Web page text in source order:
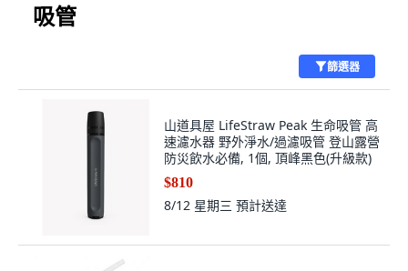
吸管
篩選器
山道具屋 LifeStraw Peak 生命吸管 高
速濾水器 野外淨水/過濾吸管 登山露營
防災飲水必備, 1個, 頂峰黑色(升級款)
$810
8/12 星期三 預計送達